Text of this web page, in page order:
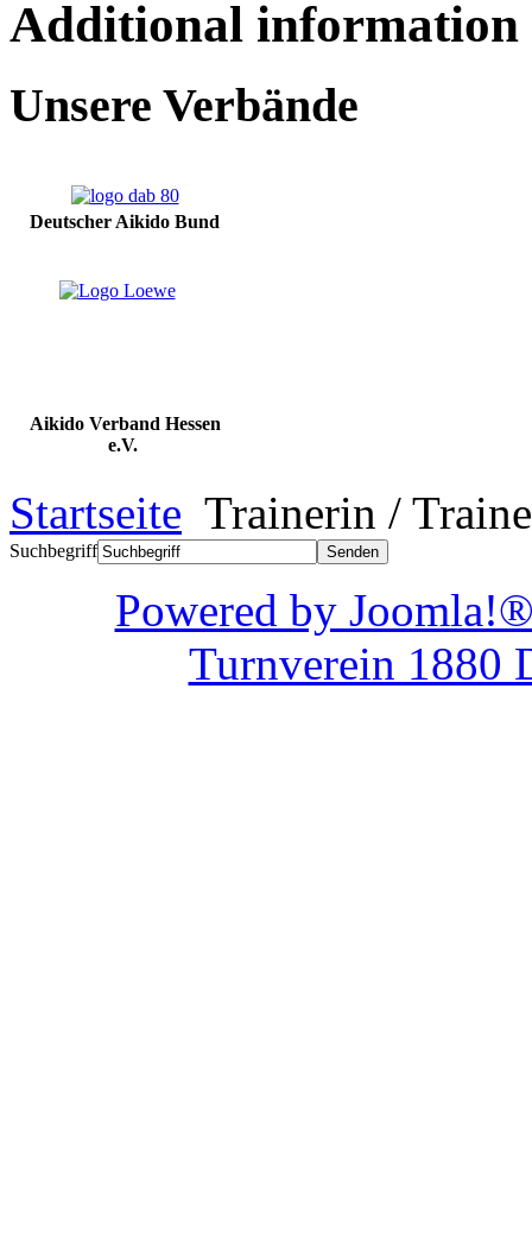
Additional information
Unsere Verbände
Deutscher Aikido Bund
Aikido Verband Hessen
e.V.
Startseite Trainerin /
Suchbegriff
Powered by
Turnverein